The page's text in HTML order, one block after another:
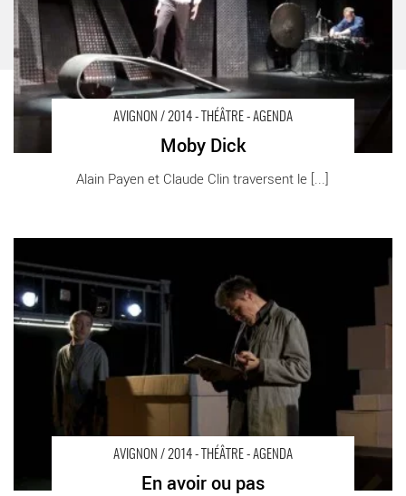
AVIGNON / 2014 - THÉÂTRE - AGENDA
Moby Dick
Alain Payen et Claude Clin traversent le [...]
AVIGNON / 2014 - THÉÂTRE - AGENDA
En avoir ou pas
du Balcon